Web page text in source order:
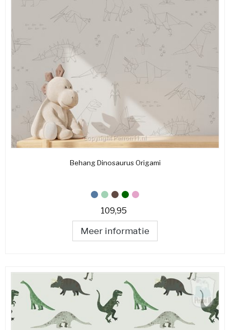
Behang Dinosaurus Origami
109,95
Meer informatie